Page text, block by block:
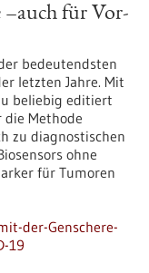
–auch für Vor-
bedeutendsten
letzten Jahre. Mit
beliebig editiert
die Methode
zu diagnostischen
ohne
für Tumoren
der-Genschere-
19